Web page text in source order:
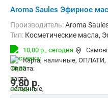
Aroma Saules Эфирное
Производитель:Aroma
Тип: Косметические масла,
10,00 р., сегодня
карта, наличные, ОПЛАТИ,
9,80 р.